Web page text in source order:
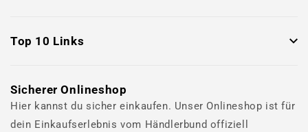
Top 10 Links
Sicherer Onlineshop
Hier kannst du sicher einkaufen. Unser Onlineshop ist für
dein Einkaufserlebnis vom Händlerbund offiziell